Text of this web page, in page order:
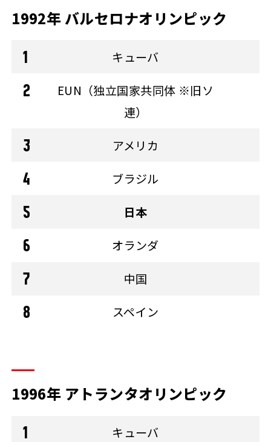
1992年 バルセロナオリンピック
キューバ
EUN（独立国家共同体 ※旧ソ
連）
アメリカ
ブラジル
日本
オランダ
中国
スペイン
1996年 アトランタオリンピック
キューバ